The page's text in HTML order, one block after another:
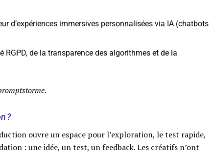
d’expériences immersives personnalisées via IA (chatbots
RGPD, de la transparence des algorithmes et de la
.
?
ouvre un espace pour l’exploration, le test rapide,
: une idée, un test, un feedback. Les créatifs n’ont